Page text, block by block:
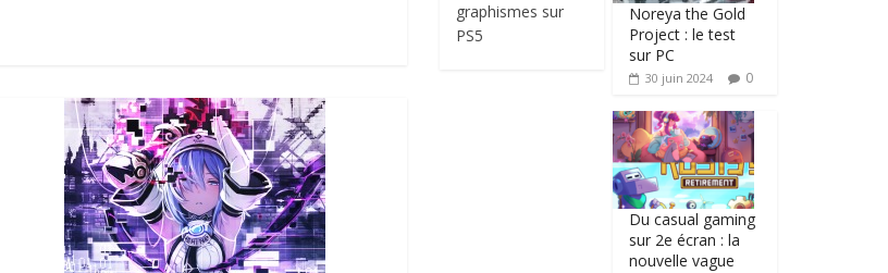
graphismes sur
PS5
Noreya the Gold
Project : le test
sur PC
30 juin 2024 0
Du casual gaming
sur 2e écran : la
nouvelle vague